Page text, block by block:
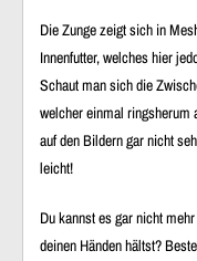
Die Zunge zeigt sich in
Innenfutter, welches hier
Schaut man sich die
welcher einmal ringsherum
auf den Bildern gar nicht
leicht!
Du kannst es gar nicht
deinen Händen hältst?